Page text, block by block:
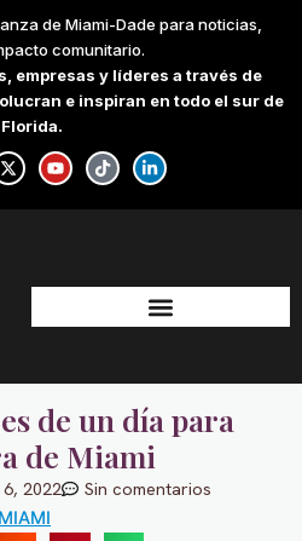
de Miami-Dade para noticias,
comunitario.
empresas y líderes a través de
e inspiran en todo el sur de
Florida.
X
-
t
w
Y
o
u
t
T
i
k
t
L
i
n
k
-
i
n
de un día para
de Miami
2022 Sin comentarios